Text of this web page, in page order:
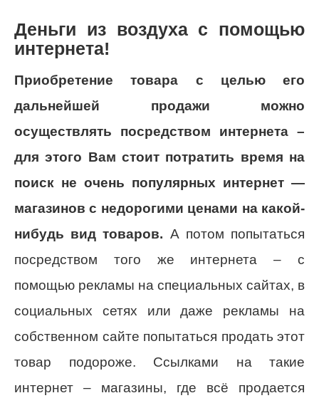
Деньги из воздуха с помощью
интернета!
Приобретение товара с целью его
дальнейшей продажи можно
осуществлять посредством интернета –
для этого Вам стоит потратить время на
поиск не очень популярных интернет —
магазинов с недорогими ценами на какой-
нибудь вид товаров. А потом попытаться
посредством того же интернета – с
помощью рекламы на специальных сайтах, в
социальных сетях или даже рекламы на
собственном сайте попытаться продать этот
товар подороже. Ссылками на такие
интернет – магазины, где всё продается